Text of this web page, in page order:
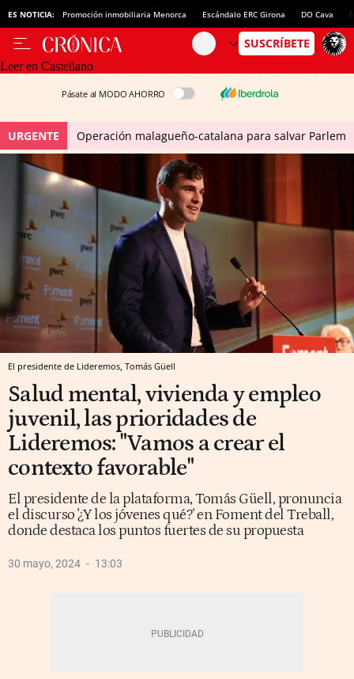
ES NOTICIA: Promoción inmobiliaria Menorca Escándalo ERC Girona DO Cava
Leer en Castellano
Pásate al MODO AHORRO
URGENTE Operación malagueño-catalana para salvar Parlem
El presidente de Lideremos, Tomás Güell
Salud mental, vivienda y empleo
juvenil, las prioridades de
Lideremos: "Vamos a crear el
contexto favorable"
El presidente de la plataforma, Tomás Güell, pronuncia
el discurso '¿Y los jóvenes qué?' en Foment del Treball,
donde destaca los puntos fuertes de su propuesta
30 mayo, 2024 13:03